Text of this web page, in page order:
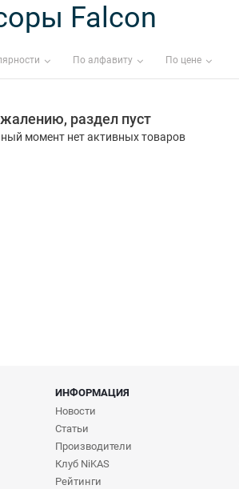
Falcon
По алфавиту По цене
раздел пуст
момент нет активных товаров
ИНФОРМАЦИЯ
Новости
Статьи
Производители
Клуб NiKAS
Рейтинги